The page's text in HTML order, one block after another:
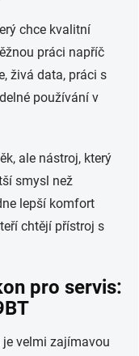
chce kvalitní
práci napříč
živá data, práci s
používání v
ale nástroj, který
smysl než
lepší komfort
chtějí přístroj s
pro servis:
velmi zajímavou